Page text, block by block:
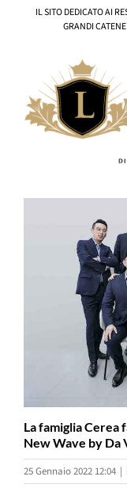
IL SITO DEDICATO AI
GRANDI
La famiglia Cerea
New Wave by Da
25 Gennaio 2022 12:04 |